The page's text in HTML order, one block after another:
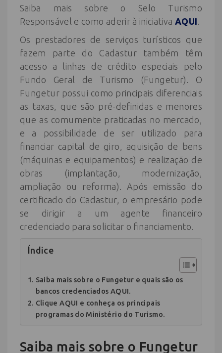
Saiba mais sobre o Selo Turismo
Responsável e como aderir à iniciativa AQUI
Os prestadores de serviços turísticos que
fazem parte do Cadastur também têm
acesso a linhas de crédito especiais pelo
Fundo Geral de Turismo (Fungetur). O
Fungetur possui como principais diferenciais
as taxas, que são pré-definidas e menores
que as comumente praticadas no mercado,
e a possibilidade de ser utilizado para
financiar capital de giro, aquisição de bens
(máquinas e equipamentos) e realização de
obras (implantação, modernização,
ampliação ou reforma). Após emissão do
certificado do Cadastur, o empresário pode
se dirigir a um agente financeiro
credenciado para solicitar o financiamento.
Índice
Saiba mais sobre o Fungetur e quais são os
bancos credenciados AQUI.
Clique AQUI e conheça os principais
programas do Ministério do Turismo.
Saiba mais sobre o Fungetur